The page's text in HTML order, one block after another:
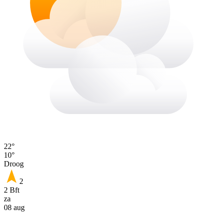
22°
10°
Droog
2
2 Bft
za
08 aug